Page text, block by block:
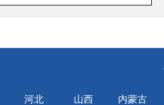
河北 山西
内蒙古